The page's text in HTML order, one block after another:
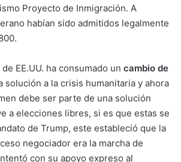
Proyecto de Inmigración. A
habían sido admitidos legalmente
EE.UU. ha consumado un cambio de
solución a la crisis humanitaria y ahora
debe ser parte de una solución
a elecciones libres, si es que estas se
de Trump, este estableció que la
negociador era la marcha de
con su apoyo expreso al